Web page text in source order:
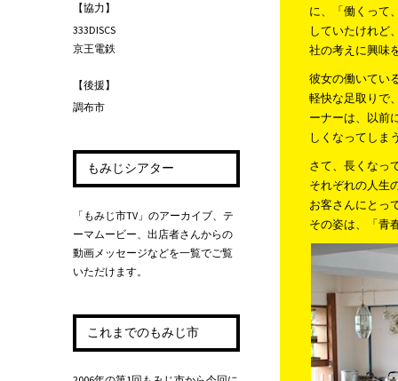
に、「働くって
していたけれど
社の考えに興味
彼女の働いてい
軽快な足取りで
ーナーは、以前
しくなってしま
さて、長くなっ
それぞれの人生
お客さんにとっ
その姿は、「青
【協力】
333DISCS
京王電鉄
【後援】
調布市
もみじシアター
「もみじ市TV」のアーカイブ、テ
ーマムービー、出店者さんからの
動画メッセージなどを一覧でご覧
いただけます。
これまでのもみじ市